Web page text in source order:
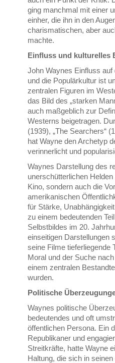
ging manchmal mit einer
einher, die ihn in den
charismatischen, aber
machte.
Einfluss und kulturelles
John Waynes Einfluss
und die Populärkultur ist
zentralen Figuren im
das Bild des „starken
auch maßgeblich zur
Westerns beigetragen.
(1939), „The Searchers“
hat Wayne den Archetyp
verinnerlicht und
Waynes Darstellung des
unerschütterlichen
Kino, sondern auch die
amerikanischen
für Stärke,
zu einem bedeutenden
Selbstbildes im 20.
einseitigen Darstellungen
seine Filme tieferliegende
Moral und der Suche
einem zentralen
wurden.
Politische
Waynes politische
bedeutendes und oft
öffentlichen Persona. Ein
Republikaner und
Streitkräfte, hatte Wayne
Haltung, die sich in